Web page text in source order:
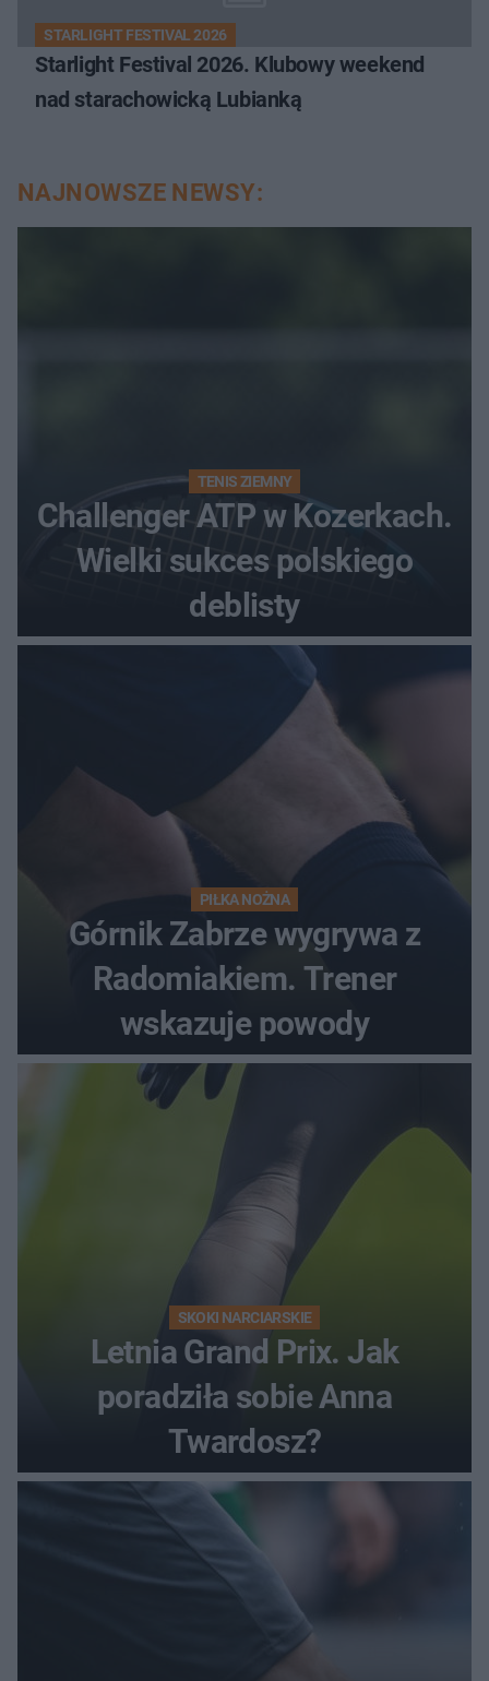
STARLIGHT FESTIVAL 2026
Starlight Festival 2026. Klubowy weekend
nad starachowicką Lubianką
NAJNOWSZE NEWSY:
TENIS ZIEMNY
Challenger ATP w Kozerkach.
Wielki sukces polskiego
deblisty
PIŁKA NOŻNA
Górnik Zabrze wygrywa z
Radomiakiem. Trener
wskazuje powody
SKOKI NARCIARSKIE
Letnia Grand Prix. Jak
poradziła sobie Anna
Twardosz?